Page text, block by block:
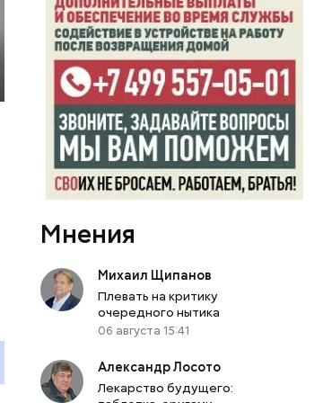
Мнения
Михаил Щипанов
Плевать на критику
очередного нытика
06 августа 15:41
Александр Лосото
Лекарство будущего: